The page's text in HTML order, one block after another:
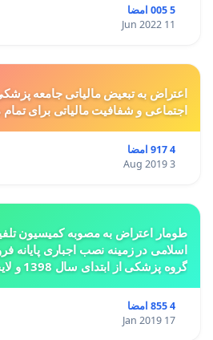
5 005 امضا
11 Jun 2022
اعتراض به تبعیض مالیاتی جامعه
اجتماعی و شفافیت مالیاتی برای
4 917 امضا
3 Aug 2019
طومار اعتراض به مصوبه کمیسیون
اسلامی در زمینه نصب اجباری
گروه
4 855 امضا
17 Jan 2019